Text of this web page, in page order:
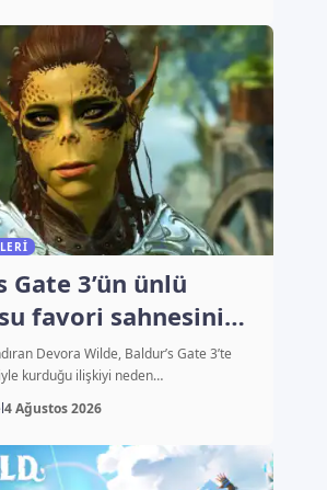
Gate 3’ün ünlü
favori sahnesini
Devora Wilde, Baldur’s Gate 3’te
kurduğu ilişkiyi neden…
4 Ağustos 2026